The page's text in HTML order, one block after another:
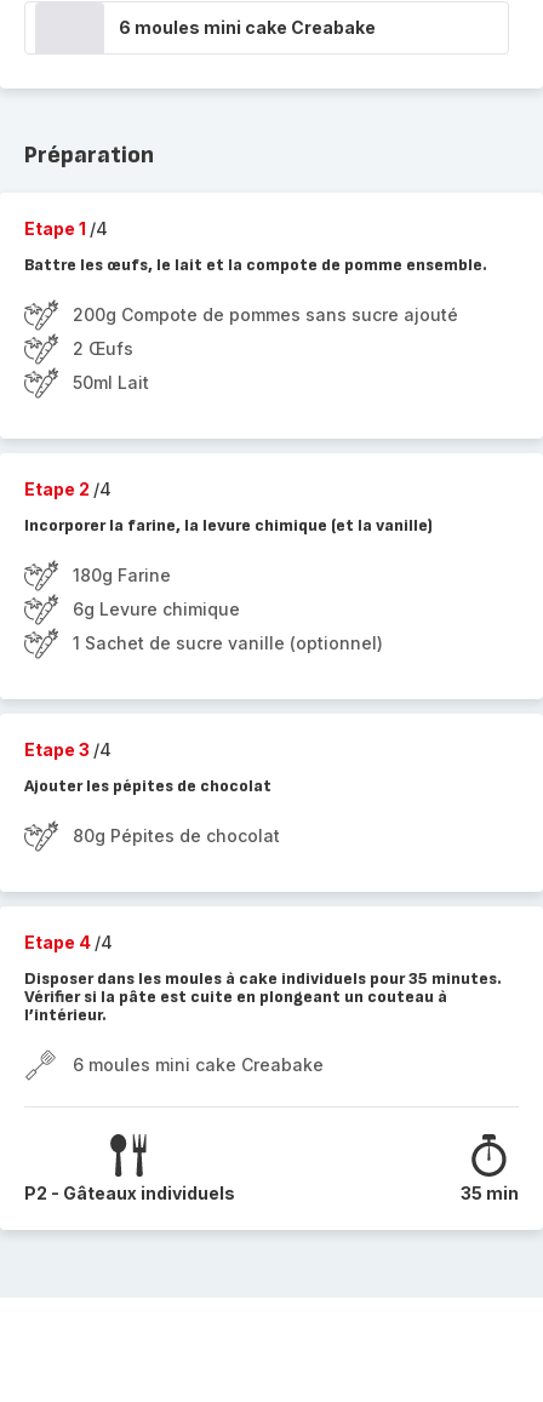
6 moules mini cake Creabake
Préparation
Etape 1 /4
Battre les œufs, le lait et la compote de pomme ensemble.
200g Compote de pommes sans sucre ajouté
2 Œufs
50ml Lait
Etape 2 /4
Incorporer la farine, la levure chimique (et la vanille)
180g Farine
6g Levure chimique
1 Sachet de sucre vanille (optionnel)
Etape 3 /4
Ajouter les pépites de chocolat
80g Pépites de chocolat
Etape 4 /4
Disposer dans les moules à cake individuels pour 35 minutes.
Vérifier si la pâte est cuite en plongeant un couteau à
l’intérieur.
6 moules mini cake Creabake
P2 - Gâteaux individuels 35 min